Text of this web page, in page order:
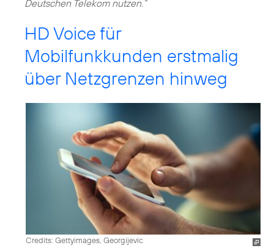
Deutschen Telekom nutzen.“
HD Voice für
Mobilfunkkunden erstmalig
über Netzgrenzen hinweg
Credits: Gettyimages, Georgijevic